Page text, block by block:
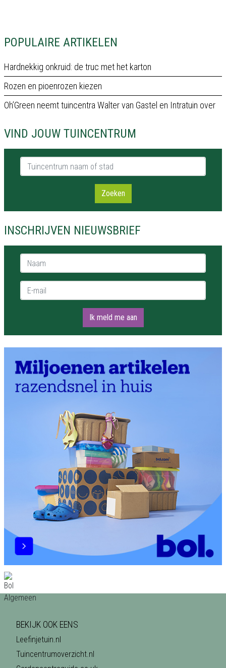
POPULAIRE ARTIKELEN
Hardnekkig onkruid: de truc met het karton
Rozen en pioenrozen kiezen
Oh’Green neemt tuincentra Walter van Gastel en Intratuin over
VIND JOUW TUINCENTRUM
Tuincentrum naam of stad
Zoeken
INSCHRIJVEN NIEUWSBRIEF
Naam *
E-mail *
Ik meld me aan
BEKIJK OOK EENS
Leefinjetuin.nl
Tuincentrumoverzicht.nl